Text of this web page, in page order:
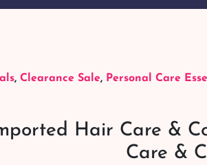
, Clearance Sale, Personal Care
Hair Care &
Care &